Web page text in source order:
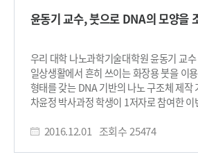
유도했다. 빛의 수직방향 편광 성분에 의해
나노 구조체를 형성하게 된다. 연구팀이 개
리소그래피 기술은 기존 기술이 갖고 있던
극복해 100 나노미터 이하의 나노 구조체
성공했다. 또한 마이크로-나노 구조체가 결
복잡하고 정교한 구조도 제작했다. 연구팀
아조벤젠 물질의 움직임을 이용해 여러 응용
정교하고 다양한 마이크로-나노 구조체를 쉽
기여할 것이라고 예상했다. 김 교수는 “아
윤동기 교수, 붓으로 DNA의 모양을
우리 대학 나노과학기술대학원 윤동기 교
일상생활에서 흔히 쓰이는 화장용 붓을 이
형태를 갖는 DNA 기반의 나노 구조체 제작
차윤정 박사과정 학생이 1저자로 참여한
materials)’ 11월 15일자 온라인 판에 게
2016.12.01 조회수 25474